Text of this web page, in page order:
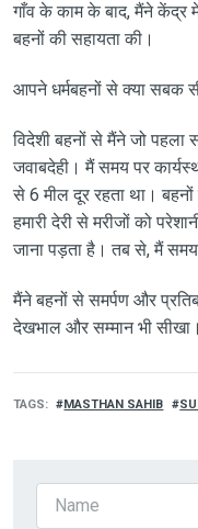
गाँव के काम के बाद, मैंने केंद्र
बहनों की सहायता की।
आपने धर्मबहनों से क्या सबक
विदेशी बहनों से मैंने जो
जवाबदेही। मैं समय पर
से 6 मील दूर रहता था।
हमारी देरी से मरीजों को
जाना पड़ता है। तब से, मैं
मैंने बहनों से समर्पण और
देखभाल और सम्मान भी सीखा।
TAGS MASTHAN SAHIB